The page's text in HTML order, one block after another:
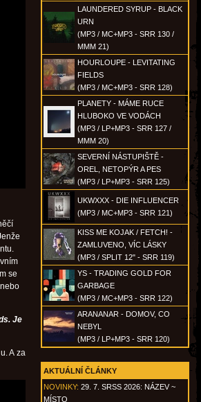
LAUNDERED SYRUP - BLACK
URN
(MP3 / MC+MP3 - SRR 130 /
MMM 21)
HOURLOUPE - LEVITATING
FIELDS
(MP3 / MC+MP3 - SRR 128)
PLANETY - MÁME RUCE
HLUBOKO VE VODÁCH
(MP3 / LP+MP3 - SRR 127 /
MMM 20)
SEVERNÍ NÁSTUPIŠTĚ -
OREL, NETOPÝR A PES
(MP3 / LP+MP3 - SRR 125)
UKWXXX - DIE INFLUENCER
(MP3 / MC+MP3 - SRR 121)
KISS ME KOJAK / FETCH! -
ZAMLUVENO, VÍC LÁSKY
(MP3 / SPLIT 12" - SRR 119)
YS - TRADING GOLD FOR
GARBAGE
(MP3 / MC+MP3 - SRR 122)
ARANANAR - DOMOV, CO
NEBYL
(MP3 / LP+MP3 - SRR 120)
AKTUÁLNÍ ČLÁNKY
NOVINKY: 29. 7. SRSS 2026: NÁZEV ~
MÍSTO
se
Je
A za